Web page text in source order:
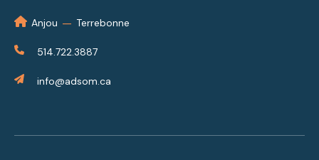
Anjou — Terrebonne
514.722.3887
info@adsom.ca